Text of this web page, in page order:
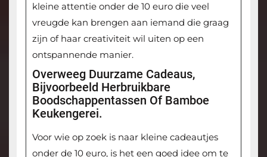
kleine attentie onder de 10 euro die veel
vreugde kan brengen aan iemand die graag
zijn of haar creativiteit wil uiten op een
ontspannende manier.
Overweeg Duurzame Cadeaus,
Bijvoorbeeld Herbruikbare
Boodschappentassen Of Bamboe
Keukengerei.
Voor wie op zoek is naar kleine cadeautjes
onder de 10 euro, is het een goed idee om te